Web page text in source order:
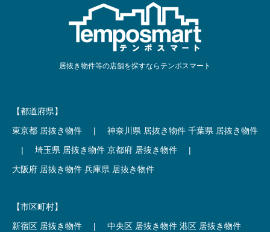
居抜き物件等の店舗を探すならテンポスマート
【都道府県】
東京都 居抜き物件
| 神奈川県 居抜き物件 千葉県 居抜き物件
|
埼玉県 居抜き物件 京都府 居抜き物件
|
大阪府 居抜き物件 兵庫県 居抜き物件
【市区町村】
新宿区 居抜き物件
| 中央区 居抜き物件 港区 居抜き物件